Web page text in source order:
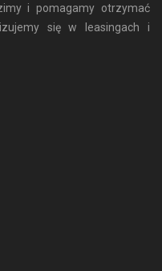
i pomagamy otrzymać
się w leasingach i